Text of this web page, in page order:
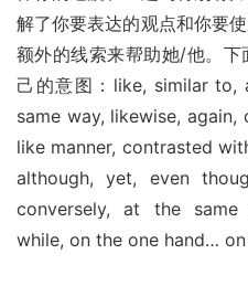
解了你要表达的观点和你要
额外的线索来帮助她/他。
己的意图：like, similar to,
same way, likewise,
like manner, contrasted
although, yet, even
conversely, at the same
while, on the one hand…